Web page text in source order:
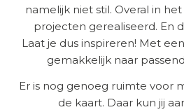
namelijk niet stil. Overal in
projecten gerealiseerd. En
Laat je dus inspireren! Met
gemakkelijk naar
Er is nog genoeg ruimte voor
de kaart. Daar kun jij